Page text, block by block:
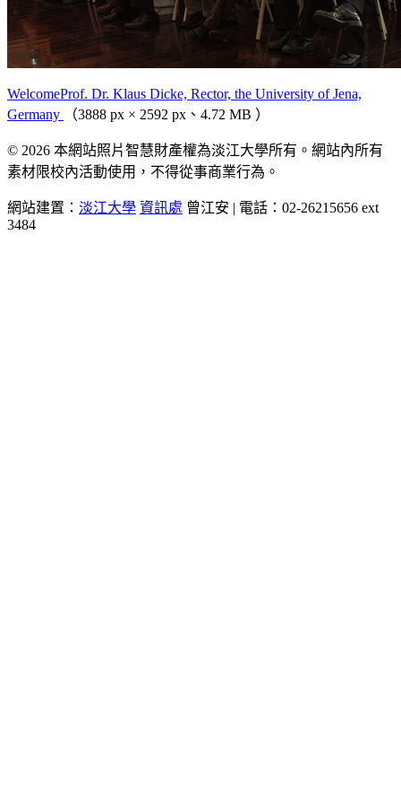
WelcomeProf. Dr. Klaus Dicke, Rector, the University of Jena,
Germany
（3888 px × 2592 px、4.72 MB ）
© 2026 本網站照片智慧財產權為淡江大學所有。網站內所有
素材限校內活動使用，不得從事商業行為。
網站建置： 淡江大學 資訊處 曾江安 | 電話：02-26215656 ext
3484